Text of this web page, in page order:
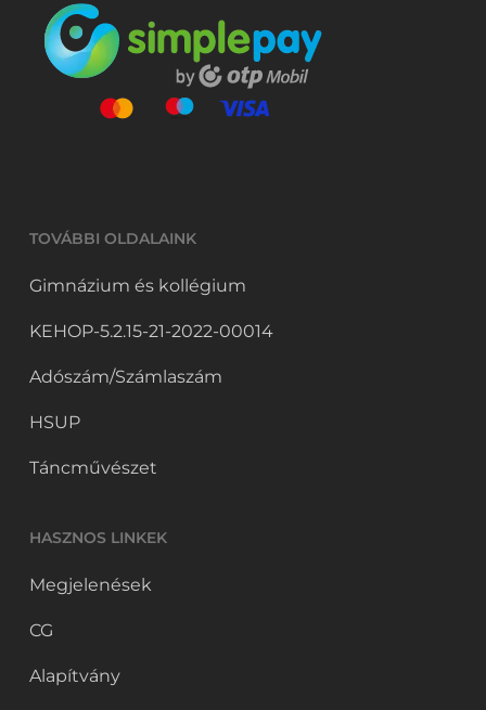
TOVÁBBI OLDALAINK
Gimnázium és kollégium
KEHOP-5.2.15-21-2022-00014
Adószám/Számlaszám
HSUP
Táncművészet
HASZNOS LINKEK
Megjelenések
CG
Alapítvány